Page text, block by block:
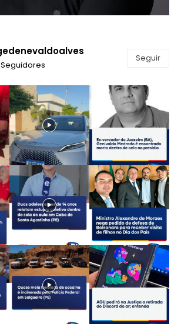
Seguidores
Seguir